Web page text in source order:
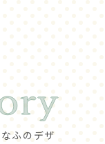
ふの デザ